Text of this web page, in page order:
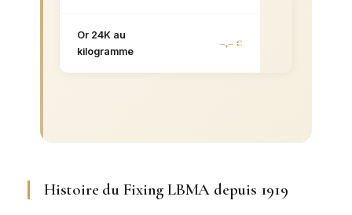
Or 24K au
kilogramme
–,– €
Histoire du Fixing LBMA depuis 1919